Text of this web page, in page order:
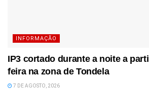
INFORMAÇÃO
IP3 cortado durante a noite a
feira na zona de Tondela
7 DE AGOSTO, 2026